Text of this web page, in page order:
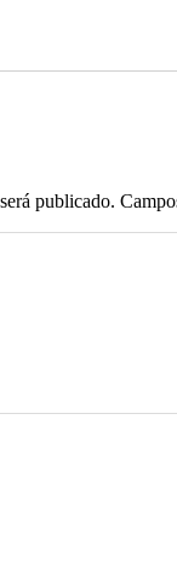
publicado.